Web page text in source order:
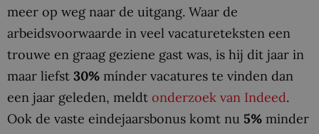
meer op weg naar de uitgang. Waar de
arbeidsvoorwaarde in veel vacatureteksten een
trouwe en graag geziene gast was, is hij dit jaar in
maar liefst 30% mínder vacatures te vinden dan
een jaar geleden, meldt onderzoek van Indeed.
Ook de vaste eindejaarsbonus komt nu 5% minder